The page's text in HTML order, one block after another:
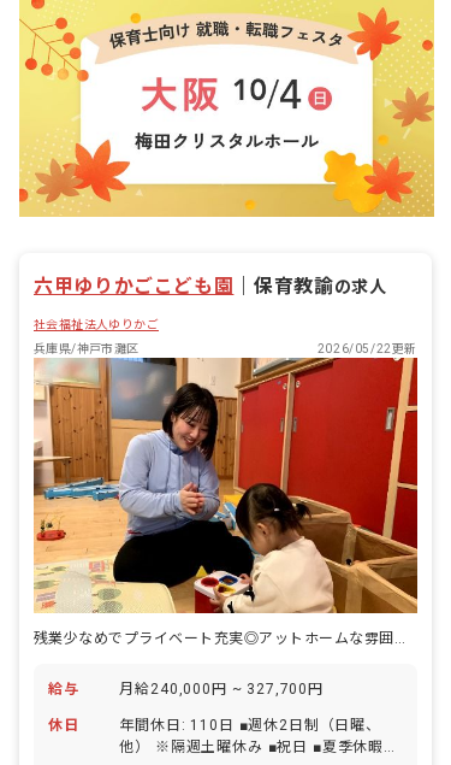
六甲ゆりかごこども園 ｜保育教諭の求人
社会福祉法人ゆりかご
兵庫県/神戸市灘区
2026/05/22更新
残業少なめでプライベート充実◎アットホームな雰囲気の中で働きませんか
給与 月給240,000円 ~ 327,700円
休日
年間休日: 110日 ■週休2日制（日曜、
他） ※隔週土曜休み ■祝日 ■夏季休暇